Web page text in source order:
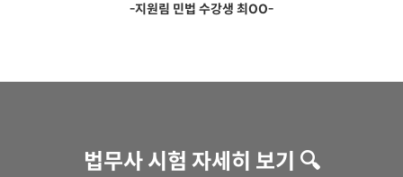
-지원림 민법 수강생 최OO-
법무사 시험 자세히 보기 🔍